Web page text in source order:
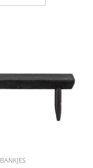
BANKJES